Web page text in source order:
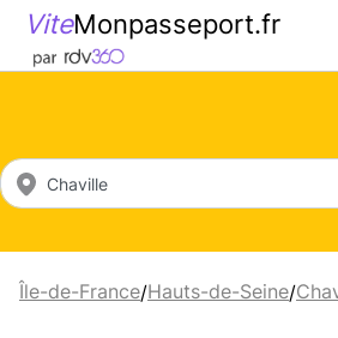
ViteMonpasseport.fr
Île-de-France/Hauts-de-Seine/